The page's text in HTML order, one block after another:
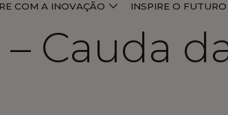
COM A INOVAÇÃO INSPIRE O FUTURO
Cauda